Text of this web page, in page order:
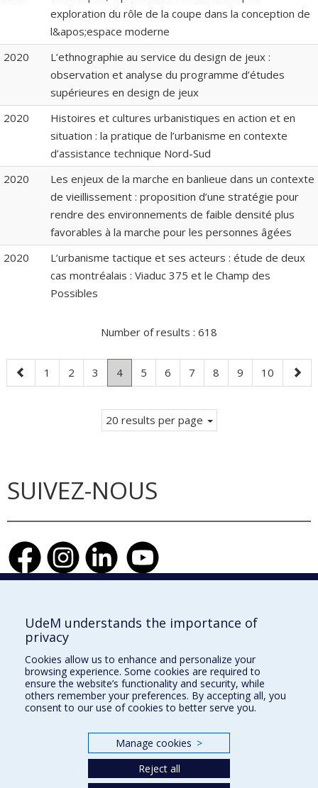
exploration du rôle de la coupe dans la conception de
l&apos;espace moderne
2020
L’ethnographie au service du design de jeux :
observation et analyse du programme d’études
supérieures en design de jeux
2020
Histoires et cultures urbanistiques en action et en
situation : la pratique de l’urbanisme en contexte
d’assistance technique Nord-Sud
2020
Les enjeux de la marche en banlieue dans un contexte
de vieillissement : proposition d’une stratégie pour
rendre des environnements de faible densité plus
favorables à la marche pour les personnes âgées
2020
L’urbanisme tactique et ses acteurs : étude de deux
cas montréalais : Viaduc 375 et le Champ des
Possibles
Number of results : 618
Previous
page
Page
1 Page
2 Page
3 Page
4.
Current
page.
Page
5 Page
6 Page
7 Page
8 Page
9 Page
10
Next
page
20 results per page
SUIVEZ-NOUS
Faculté de l'aménagement
École d'architecture
École de design
UdeM understands the importance of
privacy
Cookies allow us to enhance and personalize your
browsing experience. Some cookies are required to
ensure the website’s functionality and security, while
others remember your preferences. By accepting all, you
consent to our use of cookies to better serve you.
Manage cookies >
Reject all